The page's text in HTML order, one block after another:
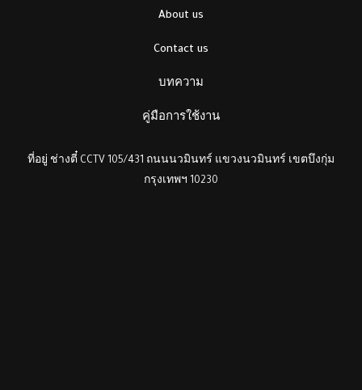
About us
Contact us
บทความ
คู่มือการใช้งาน
ที่อยู่ ช่างตี๋ CCTV 105/431 ถนนนวมินทร์ แขวงนวมินทร์ เขตบึงกุ่ม
กรุงเทพฯ 10230